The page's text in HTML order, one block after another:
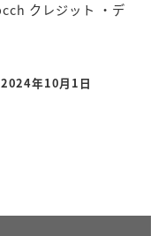
クレジット ・デ
投稿日
2024年10月1日